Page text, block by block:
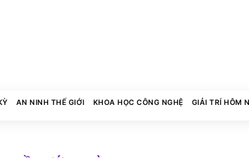
AN NINH THẾ GIỚI KHOA HỌC CÔNG NGHỆ GIẢI TRÍ HÔM